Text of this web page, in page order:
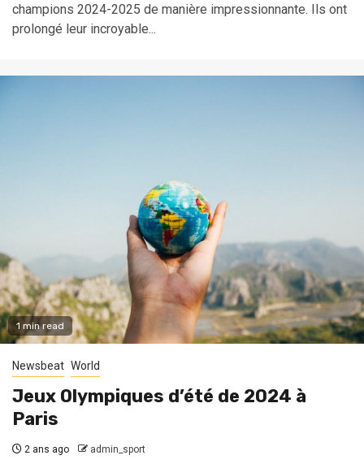
champions 2024-2025 de manière impressionnante. Ils ont
prolongé leur incroyable...
1 min read
Newsbeat World
Jeux Olympiques d’été de 2024 à
Paris
2 ans ago admin_sport